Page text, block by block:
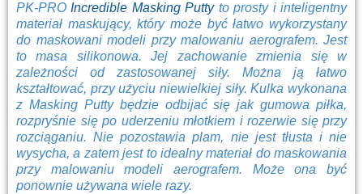
PK-PRO Incredible Masking Puttyto prosty i inteligentny
materiał maskujący, który może być łatwo wykorzystany
do maskowani modeli przy malowaniu aerografem. Jest
to masa silikonowa. Jej zachowanie zmienia się w
zależności od zastosowanej siły. Można ją łatwo
kształtować, przy użyciu niewielkiej siły. Kulka wykonana
z Masking Putty będzie odbijać się jak gumowa piłka,
rozpryśnie się po uderzeniu młotkiem i rozerwie się przy
rozciąganiu. Nie pozostawia plam, nie jest tłusta i nie
wysycha, a zatem jest to idealny materiał do maskowania
przy malowaniu modeli aerografem. Może ona być
ponownie używana wiele razy.